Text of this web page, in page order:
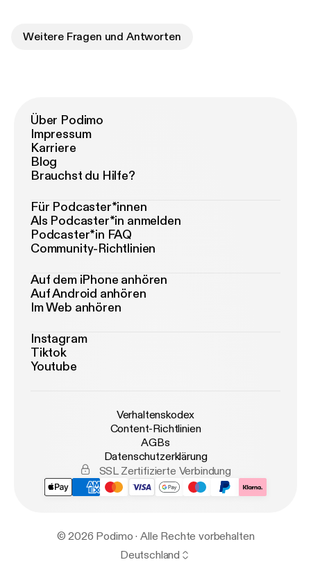
Weitere Fragen und Antworten
Über Podimo
Impressum
Karriere
Blog
Brauchst du Hilfe?
Für Podcaster*innen
Als Podcaster*in anmelden
Podcaster*in FAQ
Community-Richtlinien
Auf dem iPhone anhören
Auf Android anhören
Im Web anhören
Instagram
Tiktok
Youtube
Verhaltenskodex
Content-Richtlinien
AGBs
Datenschutzerklärung
SSL Zertifizierte Verbindung
© 2026 Podimo · Alle Rechte vorbehalten
Deutschland